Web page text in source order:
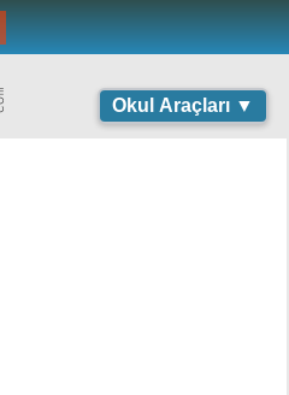
Okul Araçları ▼